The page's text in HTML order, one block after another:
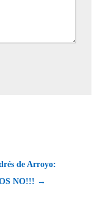
de Arroyo:
NO!!! →